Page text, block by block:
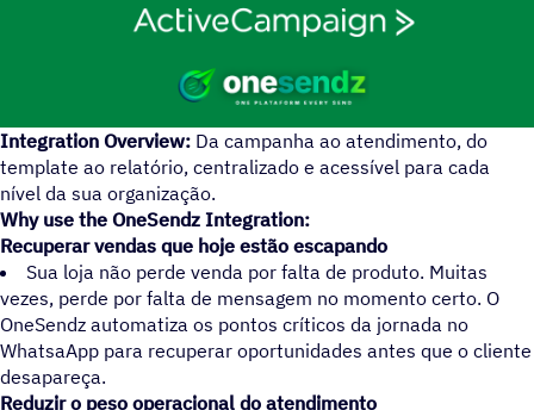
Integration Overview: Da campanha ao atendimento, do
template ao relatório, centralizado e acessível para cada
nível da sua organização.
Why use the OneSendz Integration:
Recuperar vendas que hoje estão escapando
Sua loja não perde venda por falta de produto. Muitas
vezes, perde por falta de mensagem no momento certo. O
OneSendz automatiza os pontos críticos da jornada no
WhatsaApp para recuperar oportunidades antes que o cliente
desapareça.
Reduzir o peso operacional do atendimento